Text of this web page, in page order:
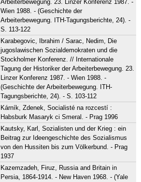
Arbeiterbewegung. 23. Linzer Konferenz 1987. -
Wien 1988. - (Geschichte der
Arbeiterbewegung. ITH-Tagungsberichte, 24). -
S. 113-122
Karabegovic, Ibrahim / Sarac, Nedim, Die
jugoslawischen Sozialdemokraten und die
Stockholmer Konferenz. // Internationale
Tagung der Historiker der Arbeiterbewegung. 23.
Linzer Konferenz 1987. - Wien 1988. -
(Geschichte der Arbeiterbewegung. ITH-
Tagungsberichte, 24). - S. 103-112
Kárník, Zdenek, Socialisté na rozcestí :
Habsburk Masaryk ci Smeral. - Prag 1996
Kautsky, Karl, Sozialisten und der Krieg : ein
Beitrag zur Ideengeschichte des Sozialismus
von den Hussiten bis zum Völkerbund. - Prag
1937
Kazemzadeh, Firuz, Russia and Britain in
Persia, 1864-1914. - New Haven 1968. - (Yale